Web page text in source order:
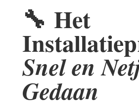
🔧 Het
Snel en
Gedaan